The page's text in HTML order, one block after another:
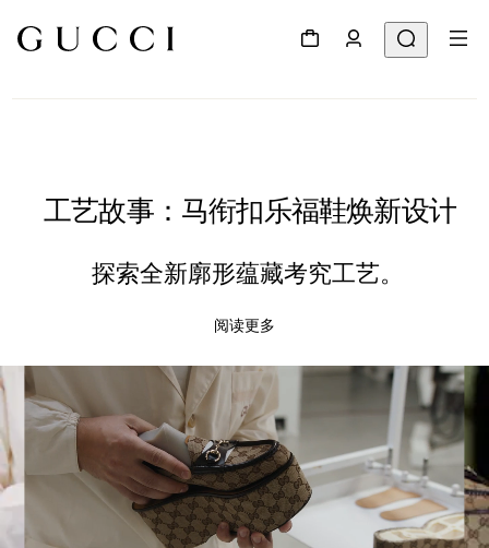
工艺故事：马衔扣乐福鞋焕新设计
探索全新廓形蕴藏考究工艺。
阅读更多